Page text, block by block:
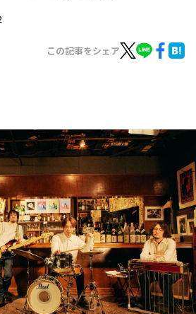
ズ
この記事をシェア